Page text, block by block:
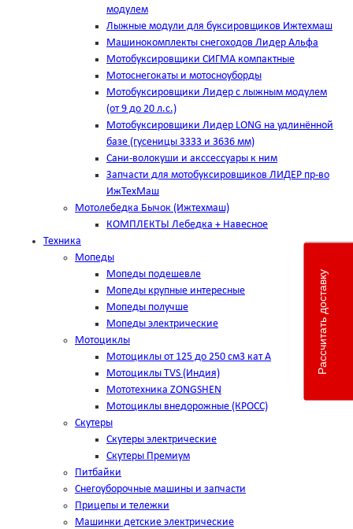
модулем
Лыжные модули для буксировщиков Ижтехмаш
Машинокомплекты снегоходов Лидер Альфа
Мотобуксировщики СИГМА компактные
Мотоснегокаты и мотосноуборды
Мотобуксировщики Лидер с лыжным модулем
(от 9 до 20 л.с.)
Мотобуксировщики Лидер LONG на удлинённой
базе (гусеницы 3333 и 3636 мм)
Сани-волокуши и акссессуары к ним
Запчасти для мотобуксировщиков ЛИДЕР пр-во
ИжТехМаш
Мотолебедка Бычок (Ижтехмаш)
КОМПЛЕКТЫ Лебедка + Навесное
Техника
Мопеды
Мопеды подешевле
Мопеды крупные интересные
Мопеды получше
Мопеды электрические
Мотоциклы
Мотоциклы от 125 до 250 см3 кат А
Мотоциклы TVS (Индия)
Мототехника ZONGSHEN
Мотоциклы внедорожные (КРОСС)
Скутеры
Скутеры электрические
Скутеры Премиум
Питбайки
Снегоуборочные машины и запчасти
Прицепы и тележки
Машинки детские электрические
Рассчитать доставку